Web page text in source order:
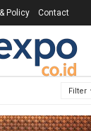
Filter
Policy Contact